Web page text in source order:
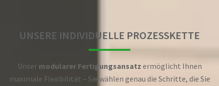
UNSERE INDIVIDUELLE PROZESSKETTE
Unser modularer Fertigungsansatz ermöglicht Ihnen
maximale Flexibilität – Sie wählen genau die Schritte, die Sie